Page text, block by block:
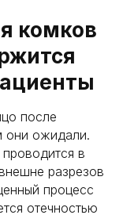
комков
после
они ожидали.
в
разрезов
процесс
отечностью